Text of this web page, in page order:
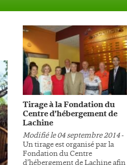
Tirage à la Fondation du
Centre d’hébergement de
Lachine
Modifié le 04 septembre 2014-
Un tirage est organisé par la
Fondation du Centre
d’hébergement de Lachine afin